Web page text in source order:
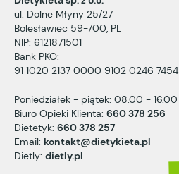
ul. Dolne Młyny 25/27
Bolesławiec 59-700, PL
NIP: 6121871501
Bank PKO:
91 1020 2137 0000 9102 0246 7454
Poniedziałek - piątek: 08.00 - 16.00
Biuro Opieki Klienta: 660 378 256
Dietetyk: 660 378 257
Email: kontakt@dietykieta.pl
Dietly: dietly.pl